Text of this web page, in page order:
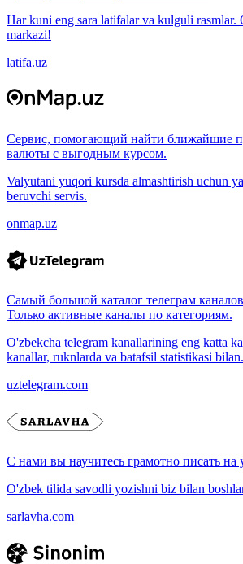
Har kuni eng sara latifalar va kulguli
markazi!
latifa.uz
Сервис, помогающий найти ближайшие
валюты с выгодным курсом.
Valyutani yuqori kursda almashtirish uchun
beruvchi servis.
onmap.uz
Самый большой каталог телеграм
Только активные каналы по категориям.
O'zbekcha telegram kanallarining eng katta
kanallar, ruknlarda va batafsil statistikasi bilan.
uztelegram.com
С нами вы научитесь грамотно писать на
O'zbek tilida savodli yozishni biz bilan
sarlavha.com